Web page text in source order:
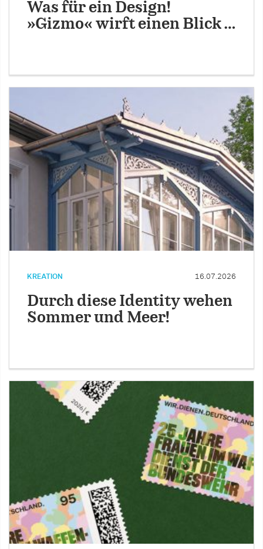
Was für ein Design!
»Gizmo« wirft einen Blick …
KREATION 16.07.2026
Durch diese Identity wehen
Sommer und Meer!